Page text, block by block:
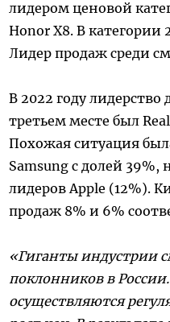
лидером ценовой
Honor X8. В категории
Лидер продаж среди
В 2022 году
третьем месте был
Похожая ситуация
Samsung с долей 39%,
лидеров Apple (12%).
продаж 8% и 6%
«Гиганты индустрии
поклонников в
осуществляются